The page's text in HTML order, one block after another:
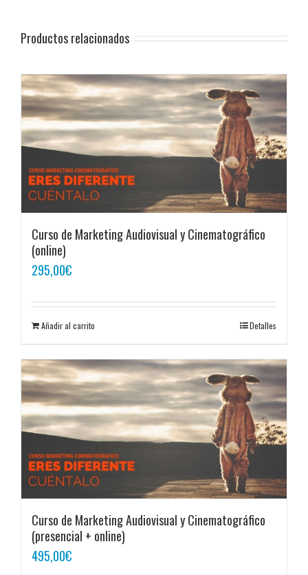
Productos relacionados
Curso de Marketing Audiovisual y Cinematográfico
(online)
295,00€
Añadir al carrito Detalles
Curso de Marketing Audiovisual y Cinematográfico
(presencial + online)
495,00€